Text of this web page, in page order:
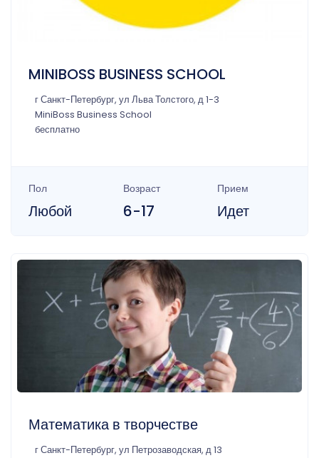
MINIBOSS BUSINESS SCHOOL
г Санкт-Петербург, ул Льва Толстого, д 1-3
MiniBoss Business School
бесплатно
Пол
Любой
Возраст
6-17
Прием
Идет
Математика в творчестве
г Санкт-Петербург, ул Петрозаводская, д 13